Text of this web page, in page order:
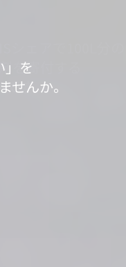
が
ています。
シェアで100L分の
を寄付する
です。
」を
せんか。
役に立っていま
」は、
につながるサービ
顔が
。
が
ています。
シェアで100L分の
を寄付する
です。